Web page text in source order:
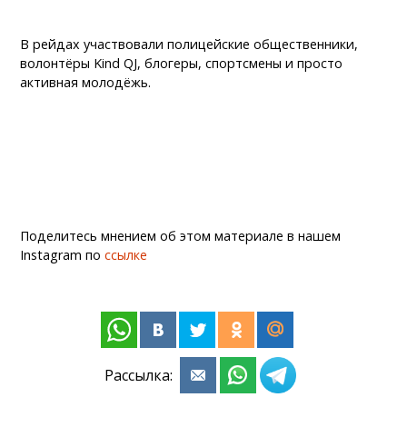
В рейдах участвовали полицейские общественники,
волонтёры Kind QJ, блогеры, спортсмены и просто
активная молодёжь.
Поделитесь мнением об этом материале в нашем
Instagram поссылке
Рассылка: